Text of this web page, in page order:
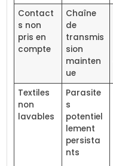
Contact
s non
pris en
compte
Chaîne
de
transmis
sion
mainten
ue
Textiles
non
lavables
Parasite
s
potentiel
lement
persista
nts